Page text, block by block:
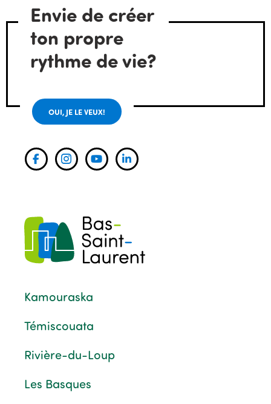
Envie de créer
ton propre
rythme de vie?
OUI, JE LE VEUX!
Kamouraska
Témiscouata
Rivière-du-Loup
Les Basques